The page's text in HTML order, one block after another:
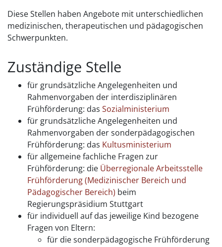
Diese Stellen haben Angebote mit unterschiedlichen
medizinischen, therapeutischen und pädagogischen
Schwerpunkten.
Zuständige Stelle
für grundsätzliche Angelegenheiten und
Rahmenvorgaben der interdisziplinären
Frühförderung: das Sozialministerium
für grundsätzliche Angelegenheiten und
Rahmenvorgaben der sonderpädagogischen
Frühförderung: das Kultusministerium
für allgemeine fachliche Fragen zur
Frühförderung: die Überregionale Arbeitsstelle
Frühförderung (Medizinischer Bereich und
Pädagogischer Bereich) beim
Regierungspräsidium Stuttgart
für individuell auf das jeweilige Kind bezogene
Fragen von Eltern:
für die sonderpädagogische Frühförderung